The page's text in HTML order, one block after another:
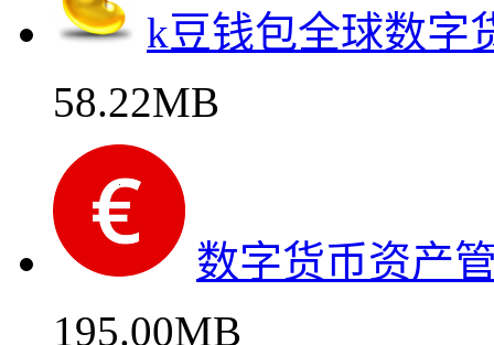
k豆钱包全球数字
58.22MB
数字货币资产
195.00MB